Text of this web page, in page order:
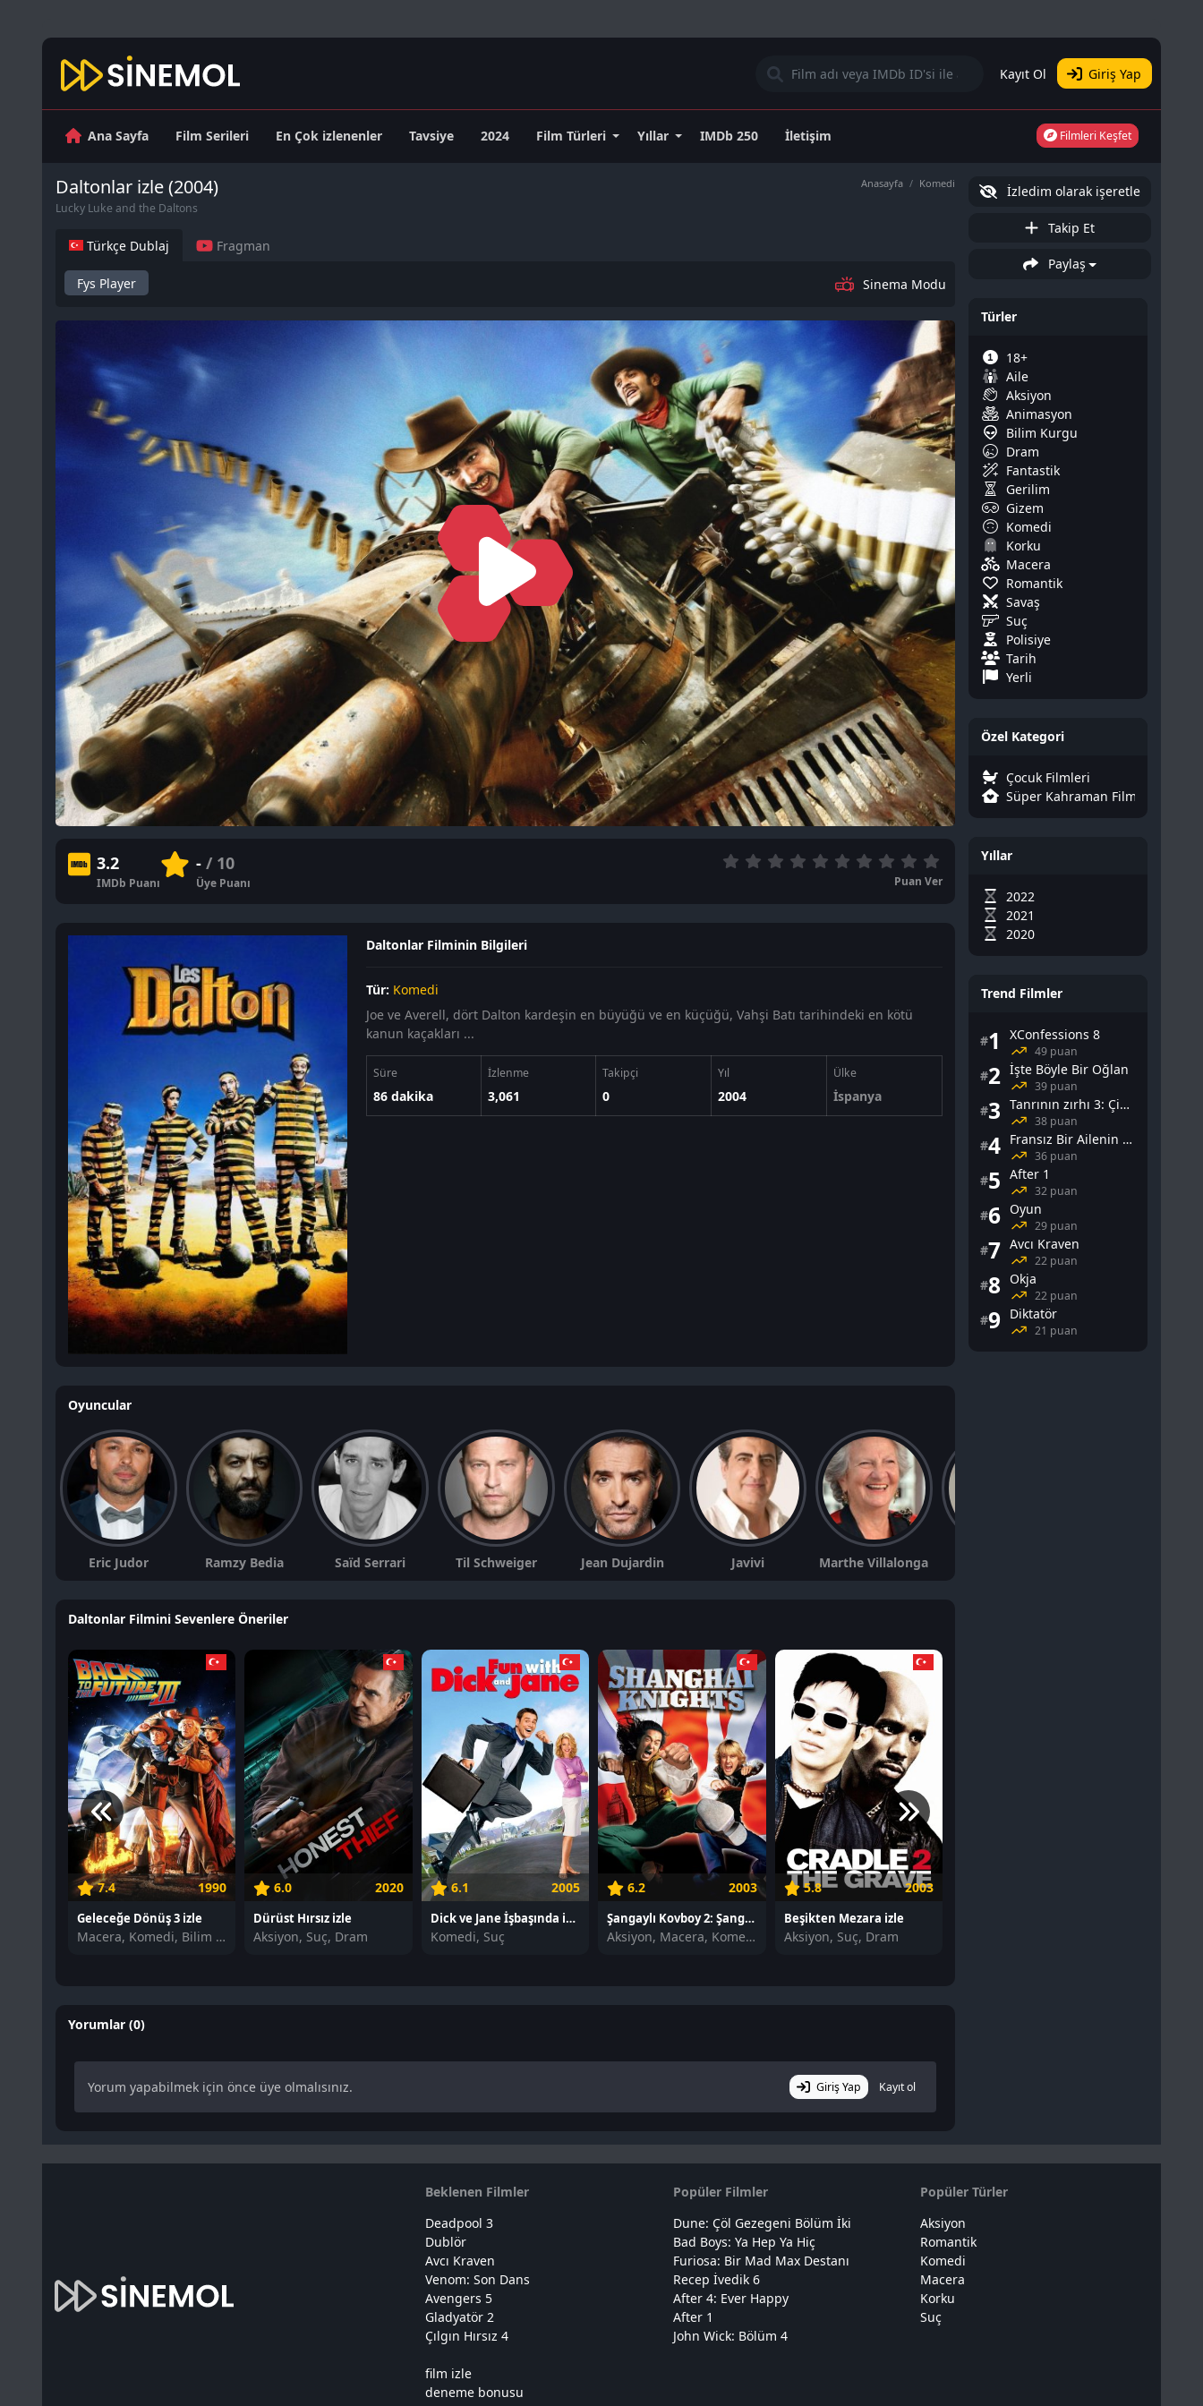
Kayıt Ol Giriş Yap
Ana Sayfa Film Serileri En Çok izlenenler Tavsiye 2024 Film Türleri Yıllar IMDb 250 İletişim Filmleri Keşfet
Daltonlar izle (2004)
Lucky Luke and the Daltons
Anasayfa Komedi
Türkçe Dublaj Fragman
Fys Player Sinema Modu
3.2
IMDb Puanı
-/ 10
Üye Puanı Puan Ver
Daltonlar Filminin Bilgileri
Tür: Komedi
Joe ve Averell, dört Dalton kardeşin en büyüğü ve en küçüğü, Vahşi Batı tarihindeki en kötü
kanun kaçakları ...
Süre
86 dakika
İzlenme
3,061
Takipçi
0
Yıl
2004
Ülke
İspanya
Oyuncular
Eric Judor Ramzy Bedia Saïd Serrari Til Schweiger Jean Dujardin Javivi Marthe Villalonga
Daltonlar Filmini Sevenlere Öneriler
7.4 1990
Geleceğe Dönüş 3 izle
Macera, Komedi, Bilim Kurgu
6.0 2020
Dürüst Hırsız izle
Aksiyon, Suç, Dram
6.1 2005
Dick ve Jane İşbaşında izle
Komedi, Suç
6.2 2003
Şangaylı Kovboy 2: Şangay Şövalyeleri izle
Aksiyon, Macera, Komedi
5.8 2003
Beşikten Mezara izle
Aksiyon, Suç, Dram
Yorumlar (0)
Yorum yapabilmek için önce üye olmalısınız. Giriş Yap Kayıt ol
İzledim olarak işeretle
Takip Et
Paylaş
Türler
18+
Aile
Aksiyon
Animasyon
Bilim Kurgu
Dram
Fantastik
Gerilim
Gizem
Komedi
Korku
Macera
Romantik
Savaş
Suç
Polisiye
Tarih
Yerli
Özel Kategori
Çocuk Filmleri
Süper Kahraman Filmleri
Yıllar
2022
2021
2020
Trend Filmler
#1 XConfessions 8
49 puan
#2 İşte Böyle Bir Oğlan
39 puan
#3 Tanrının zırhı 3: Çin Falı
38 puan
#4 Fransız Bir Ailenin Cinsel Yaşamı
36 puan
#5 After 1
32 puan
#6 Oyun
29 puan
#7 Avcı Kraven
22 puan
#8 Okja
22 puan
#9 Diktatör
21 puan
Beklenen Filmler
Deadpool 3
Dublör
Avcı Kraven
Venom: Son Dans
Avengers 5
Gladyatör 2
Çılgın Hırsız 4
Popüler Filmler
Dune: Çöl Gezegeni Bölüm İki
Bad Boys: Ya Hep Ya Hiç
Furiosa: Bir Mad Max Destanı
Recep İvedik 6
After 4: Ever Happy
After 1
John Wick: Bölüm 4
Popüler Türler
Aksiyon
Romantik
Komedi
Macera
Korku
Suç
film izle
deneme bonusu